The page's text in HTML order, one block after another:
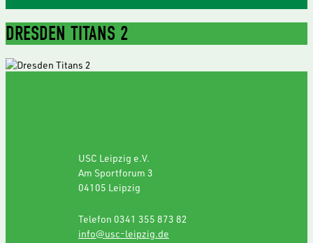
DRESDEN TITANS 2
USC Leipzig e.V.
Am Sportforum 3
04105 Leipzig
Telefon 0341 355 873 82
info@usc-leipzig.de